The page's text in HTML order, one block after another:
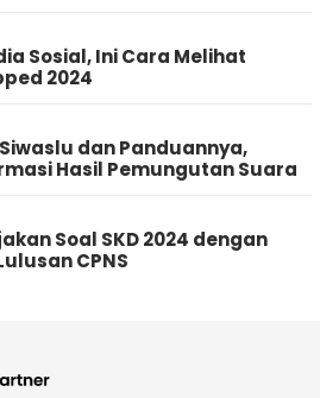
Sosial, Ini Cara Melihat
2024
dan Panduannya,
Hasil Pemungutan Suara
Soal SKD 2024 dengan
CPNS